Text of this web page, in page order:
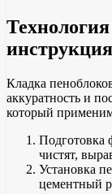
инструкция
Кладка
аккуратность и
который
Подготовка
чистят,
Установка
цементный